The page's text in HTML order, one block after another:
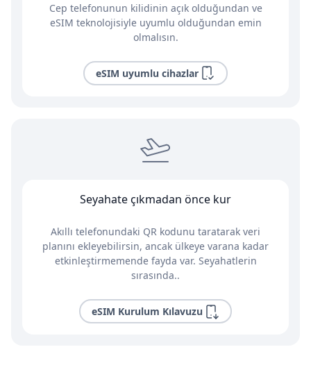
Cep telefonunun kilidinin açık olduğundan ve
eSIM teknolojisiyle uyumlu olduğundan emin
olmalısın.
eSIM uyumlu cihazlar
Seyahate çıkmadan önce kur
Akıllı telefonundaki QR kodunu taratarak veri
planını ekleyebilirsin, ancak ülkeye varana kadar
etkinleştirmemende fayda var. Seyahatlerin
sırasında..
eSIM Kurulum Kılavuzu